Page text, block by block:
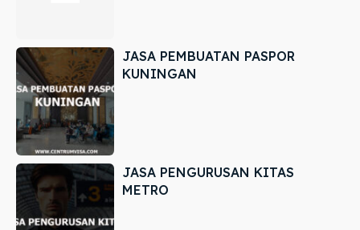
JASA PEMBUATAN PASPOR
KUNINGAN
JASA PENGURUSAN KITAS
METRO